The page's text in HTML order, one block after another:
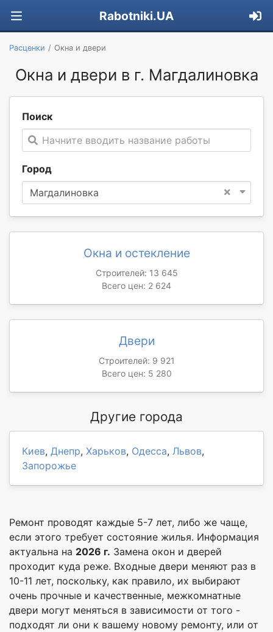
Rabotniki.UA
Расценки Окна и двери
Окна и двери в г. Магдалиновка
Поиск
Начните вводить название работы
Город
×
Магдалиновка
Окна и остекление
Строителей: 13 645
Всего цен: 2 624
Двери
Строителей: 9 921
Всего цен: 5 280
Другие города
Киев, Днепр, Харьков, Одесса, Львов,
Запорожье
Ремонт проводят каждые 5-7 лет, либо же чаще,
если этого требует состояние жилья. Информация
актуальна на 2026 г. Замена окон и дверей
проходит куда реже. Входные двери меняют раз в
10-11 лет, поскольку, как правило, их выбирают
очень прочные и качественные, межкомнатные
двери могут меняться в зависимости от того -
подходят ли они к вашему новому ремонту, или от